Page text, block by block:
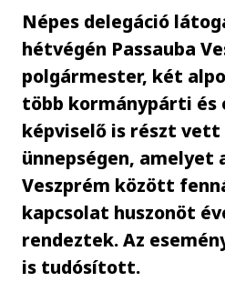
Népes delegáció
hétvégén Passauba
polgármester, két
több kormánypárti és
képviselő is részt vett
ünnepségen, amelyet
Veszprém között
kapcsolat huszonöt
rendeztek. Az
is tudósított.